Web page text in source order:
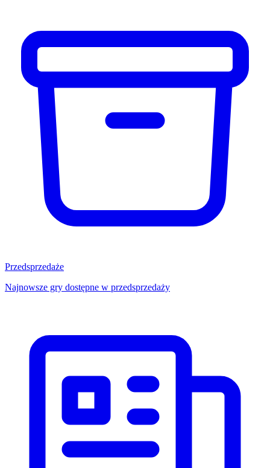
Przedsprzedaże
Najnowsze gry dostępne w przedsprzedaży